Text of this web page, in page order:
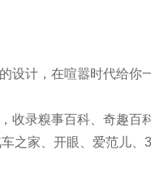
设计，在喧嚣时代给你
收录糗事百科、奇趣百
之家、开眼、爱范儿、